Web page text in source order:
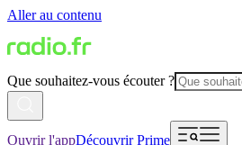
Aller au contenu
Que souhaitez-vous écouter ?
Ouvrir l'appDécouvrir Prime